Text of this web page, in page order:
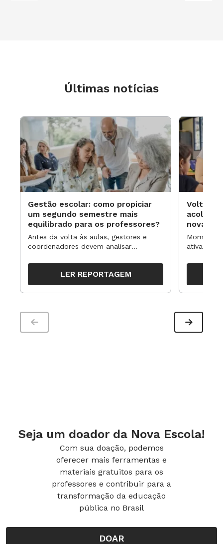
Últimas notícias
Gestão escolar: como propiciar
um segundo semestre mais
equilibrado para os professores?
Antes da volta às aulas, gestores e
coordenadores devem analisar
organizar ações para orientar o
trabalho pedagógico ao longo do
período
LER REPORTAGEM
Volta às
novas
ativa
propostas
Seja um doador da Nova Escola!
Com sua doação, podemos
oferecer mais ferramentas e
materiais gratuitos para os
professores e contribuir para a
transformação da educação
pública no Brasil
DOAR